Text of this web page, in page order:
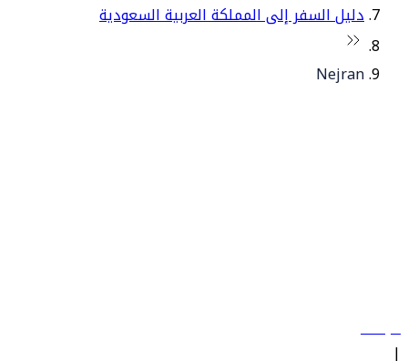
دليل السفر إلى المملكة العربية السعودية
Nejran
سياساتنا
|